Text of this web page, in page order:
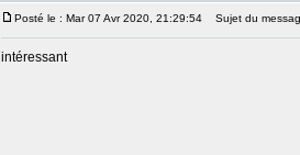
Posté le : Mar 07 Avr 2020, 21:29:54 Sujet du
intéressant